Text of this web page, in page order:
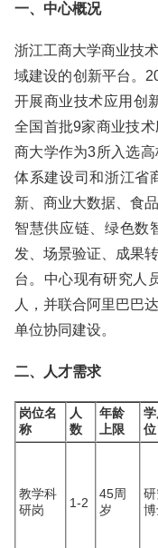
一、中心概况
浙江工商大学商业技
域建设的创新平台。
开展商业技术应用创
全国首批9家商业技
商大学作为3所入选
体系建设司和浙江省
新、商业大数据、食
智慧供应链、绿色数
发、场景验证、成果
台。中心现有研究人
人，并联合阿里巴巴
单位协同建设。
二、人才需求
岗位名
称
人
数
年龄
上限
位
教学科
研岗
1-2
45周
岁